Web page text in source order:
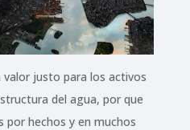
justo para los activos
del agua, por que
por hechos y en muchos